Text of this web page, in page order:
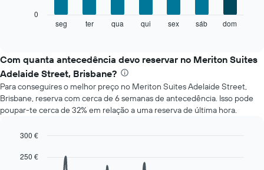
abcissa.
o
preço
médio
de
um
quarto
ordenada
o
preço
médio
de
um
quarto
cada
da
seg ter qua qui sex sáb dom
0
Com quanta antecedência devo reservar no Meriton Suites
Adelaide Street, Brisbane?
Para conseguires o melhor preço no Meriton Suites Adelaide Street,
Brisbane, reserva com cerca de 6 semanas de antecedência. Isso pode
poupar-te cerca de 32% em relação a uma reserva de última hora.
chart
graphic.
250 €
300 €